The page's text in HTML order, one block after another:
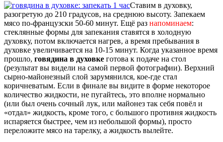
Ставим в духовку,
разогретую до 210 градусов, на среднюю высоту. Запекаем
мясо по-французски 50-60 минут. Ещё раз напоминаем:
стеклянные формы для запекания ставятся в холодную
духовку, потом включается нагрев, а время пребывания в
духовке увеличивается на 10-15 минут. Когда указанное время
прошло, говядина в духовке готова к подаче на стол
(результат вы видели на самой первой фотографии). Верхний
сырно-майонезный слой зарумянился, кое-где стал
коричневатым. Если в финале вы видите в форме некоторое
количество жидкости, не пугайтесь, это вполне нормально
(или был очень сочный лук, или майонез так себя повёл и
«отдал» жидкость, кроме того, с большого противня жидкость
испаряется быстрее, чем из небольшой формы), просто
переложите мясо на тарелку, а жидкость вылейте.